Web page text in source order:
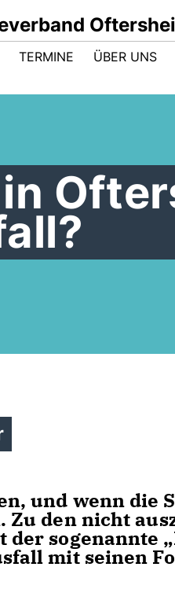
TERMINE ÜBER UNS
und wenn die
Zu den nicht
sogenannte
mit seinen